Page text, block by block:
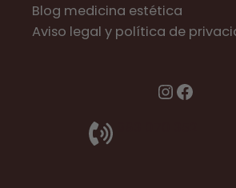
Blog medicina estética
Aviso legal y política de
InstagramFacebook